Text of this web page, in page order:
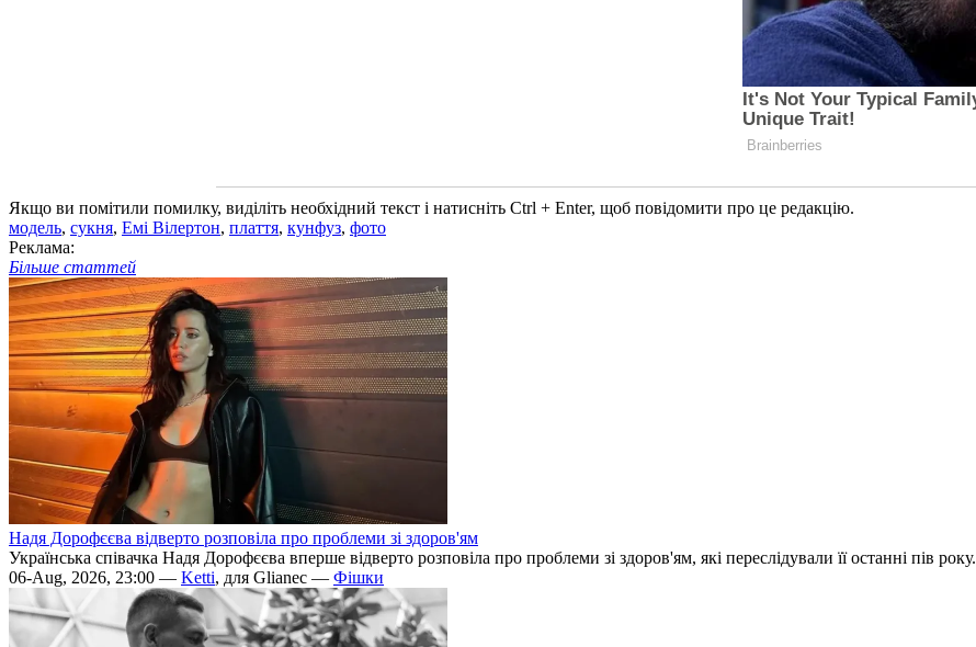
Якщо ви помітили помилку, виділіть необхідний текст і натисніть Ctrl + Enter, щоб повідомити про це редакцію.
модель, сукня, Емі Вілертон, плаття, кунфуз, фото
Реклама:
Більше статтей
Надя Дорофєєва відверто розповіла про проблеми зі здоров'ям
Українська співачка Надя Дорофєєва вперше відверто розповіла про проблеми зі здоров'ям, які переслідували її останні пів року.
06-Aug, 2026, 23:00 — Ketti, для Glianec — Фішки